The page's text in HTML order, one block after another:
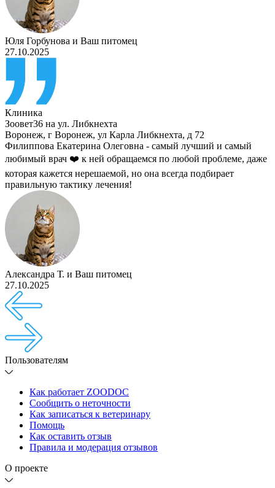
Юля Горбунова и Ваш питомец
27.10.2025
Клиника
Зоовет36 на ул. Либкнехта
Воронеж, г Воронеж, ул Карла Либкнехта, д 72
Филиппова Екатерина Олеговна - самый лучший и самый
любимый врач ❤️ к ней обращаемся по любой проблеме, даже
которая кажется нерешаемой, но она всегда подбирает
правильную тактику лечения!
Александра Т. и Ваш питомец
27.10.2025
Пользователям
Как работает ZOODOC
Сообщить о неточности
Как записаться к ветеринару
Помощь
Как оставить отзыв
Правила и модерация отзывов
О проекте